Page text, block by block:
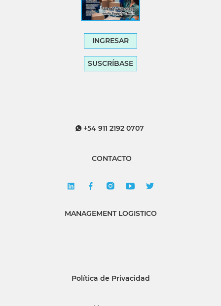
INGRESAR
SUSCRÍBASE
+54 911 2192 0707
CONTACTO
MANAGEMENT LOGISTICO
Política de Privacidad